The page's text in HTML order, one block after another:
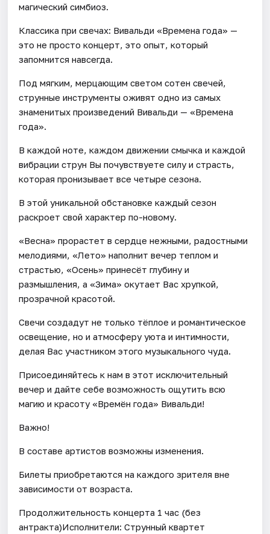
магический симбиоз.
Классика при свечах: Вивальди «Времена года» —
это не просто концерт, это опыт, который
запомнится навсегда.
Под мягким, мерцающим светом сотен свечей,
струнные инструменты оживят одно из самых
знаменитых произведений Вивальди — «Времена
года».
В каждой ноте, каждом движении смычка и каждой
вибрации струн Вы почувствуете силу и страсть,
которая пронизывает все четыре сезона.
В этой уникальной обстановке каждый сезон
раскроет свой характер по-новому.
«Весна» прорастет в сердце нежными, радостными
мелодиями, «Лето» наполнит вечер теплом и
страстью, «Осень» принесёт глубину и
размышления, а «Зима» окутает Вас хрупкой,
прозрачной красотой.
Свечи создадут не только тёплое и романтическое
освещение, но и атмосферу уюта и интимности,
делая Вас участником этого музыкального чуда.
Присоединяйтесь к нам в этот исключительный
вечер и дайте себе возможность ощутить всю
магию и красоту «Времён года» Вивальди!
Важно!
В составе артистов возможны изменения.
Билеты приобретаются на каждого зрителя вне
зависимости от возраста.
Продолжительность концерта 1 час (без
антракта)Исполнители: Струнный квартет